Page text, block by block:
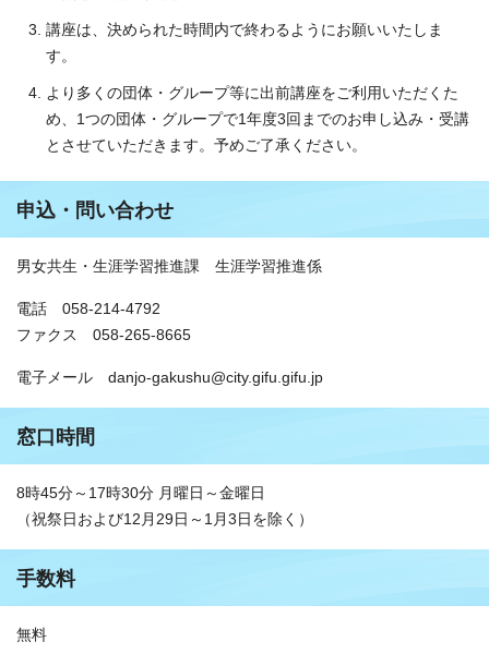
講座は、決められた時間内で終わるようにお願いいたしま
す。
より多くの団体・グループ等に出前講座をご利用いただくた
め、1つの団体・グループで1年度3回までのお申し込み・受講
とさせていただきます。予めご了承ください。
申込・問い合わせ
男女共生・生涯学習推進課 生涯学習推進係
電話 058-214-4792
ファクス 058-265-8665
電子メール danjo-gakushu@city.gifu.gifu.jp
窓口時間
8時45分～17時30分 月曜日～金曜日
（祝祭日および12月29日～1月3日を除く）
手数料
無料